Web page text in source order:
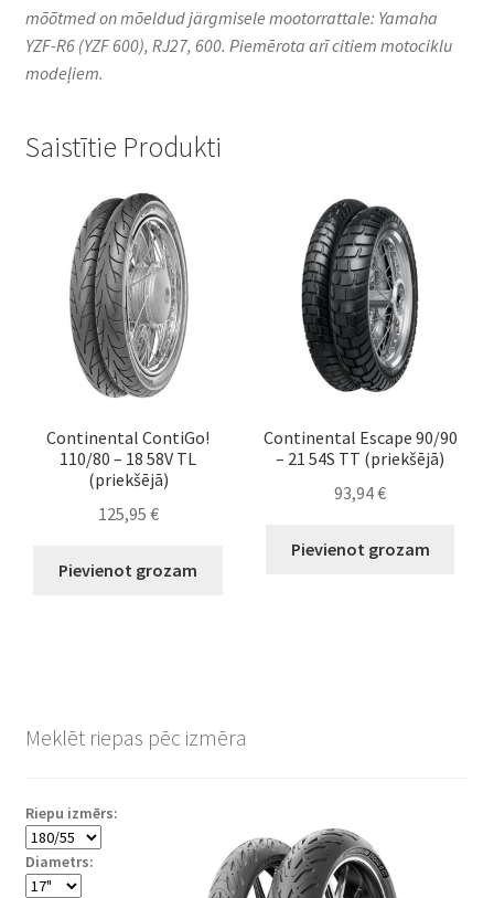
mõõtmed on mõeldud järgmisele mootorrattale: Yamaha
YZF-R6 (YZF 600), RJ27, 600. Piemērota arī citiem motociklu
modeļiem.
Saistītie Produkti
Continental ContiGo!
110/80 – 18 58V TL
(priekšējā)
125,95 €
Pievienot grozam
Continental Escape 90/90
– 21 54S TT (priekšējā)
93,94€
Pievienot grozam
Meklēt riepas pēc izmēra
Riepu izmērs:
Diametrs: